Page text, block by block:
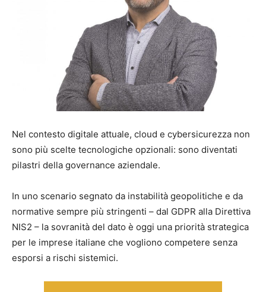
Nel contesto digitale attuale, cloud e cybersicurezza non
sono più scelte tecnologiche opzionali: sono diventati
pilastri della governance aziendale.
In uno scenario segnato da instabilità geopolitiche e da
normative sempre più stringenti – dal GDPR alla Direttiva
NIS2 – la sovranità del dato è oggi una priorità strategica
per le imprese italiane che vogliono competere senza
esporsi a rischi sistemici.